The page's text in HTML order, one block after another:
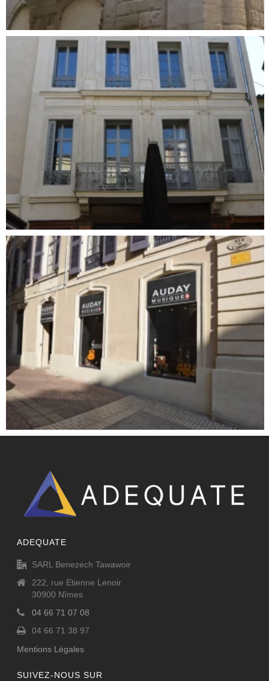
RÉNOVATION DE LA MAISON DE LA REINE
JEANNE – PERTUIS
Patrimoine ancien ,Ravalement de façade Taille et pose de pierres
RÉNOVATION DE FAÇADES AU 29, RUE DE LA
MADELEINE – NÎMES
Patrimoine ancien,Taille et pose de pierres Zinguerie et Etanchéité
ADEQUATE
SARL Benezech Tawawoir
222, rue Etienne Lenoir
30900 Nîmes
04 66 71 07 08
04 66 71 38 97
Mentions Légales
SUIVEZ-NOUS SUR